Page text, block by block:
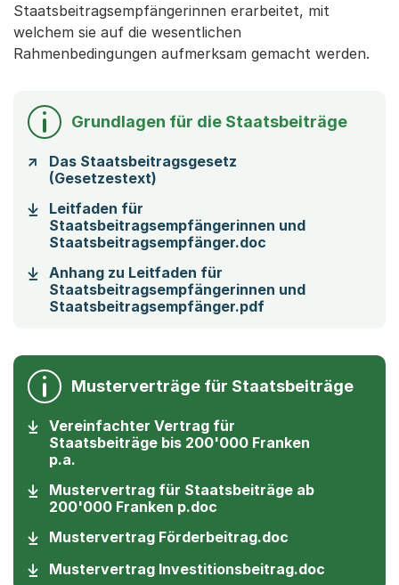
Staatsbeitragsempfängerinnen erarbeitet, mit
welchem sie auf die wesentlichen
Rahmenbedingungen aufmerksam gemacht werden.
Grundlagen für die Staatsbeiträge
Das Staatsbeitragsgesetz
(Gesetzestext)
Leitfaden für
Staatsbeitragsempfängerinnen und
Staatsbeitragsempfänger.doc
Anhang zu Leitfaden für
Staatsbeitragsempfängerinnen und
Staatsbeitragsempfänger.pdf(Startet einen
Musterverträge für Staatsbeiträge
Vereinfachter Vertrag für
Staatsbeiträge bis 200'000 Franken
p.a.
Mustervertrag für Staatsbeiträge ab
200'000 Franken p.doc
Mustervertrag Förderbeitrag.doc
Mustervertrag Investitionsbeitrag.doc